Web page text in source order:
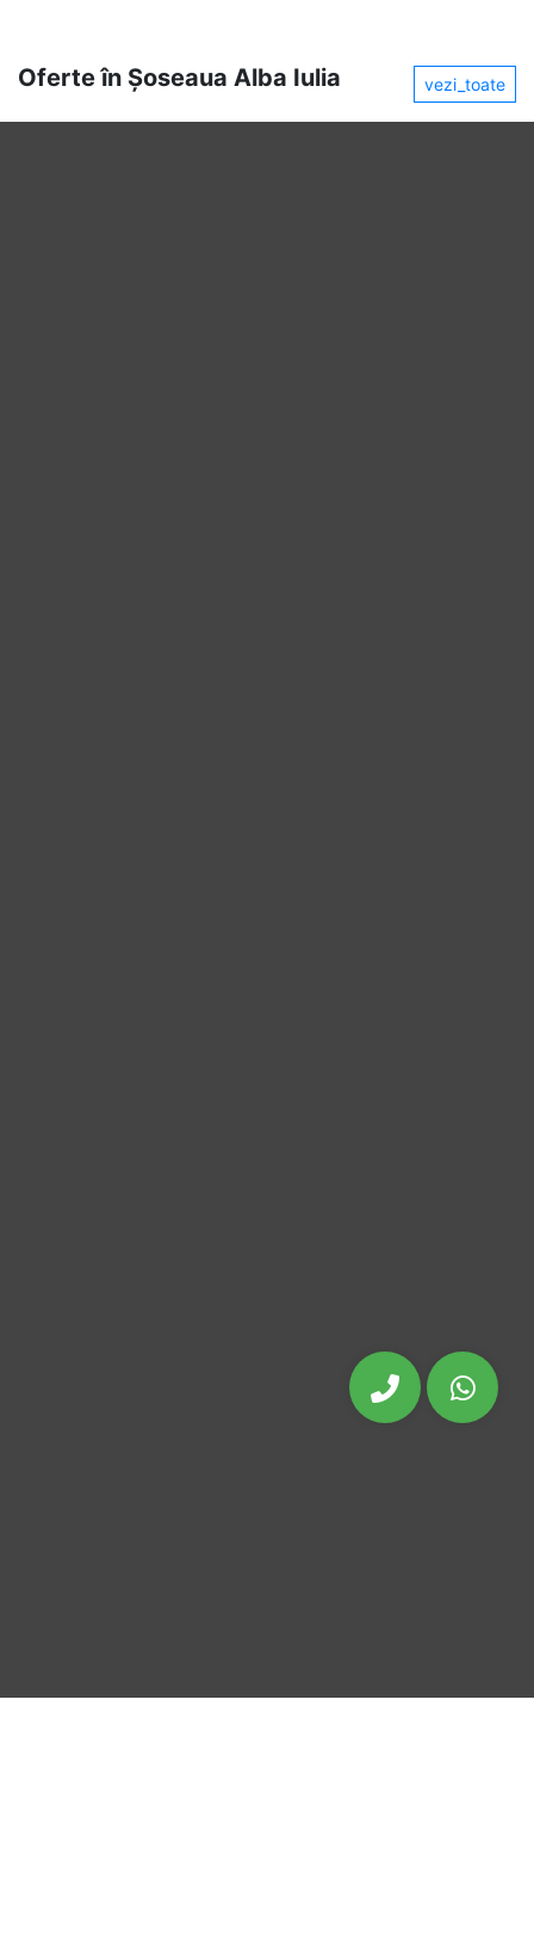
Oferte în Șoseaua Alba Iulia vezi_toate